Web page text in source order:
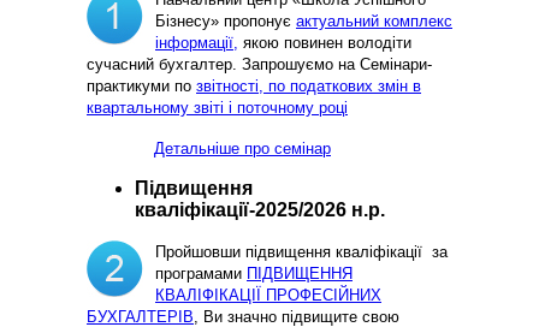
Бізнесу» пропонує актуальний комплекс
інформації, якою повинен володіти
сучасний бухгалтер. Запрошуємо на Семінари-
практикуми по звітності, по податкових змін в
квартальному звіті і поточному році
Детальніше про семінар
Підвищення
кваліфікації-2025/2026 н.р.
Пройшовши підвищення кваліфікації за
програмами ПІДВИЩЕННЯ
КВАЛІФІКАЦІЇ ПРОФЕСІЙНИХ
БУХГАЛТЕРІВ , Ви значно підвищите свою